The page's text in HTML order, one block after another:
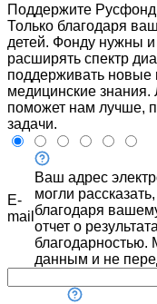
Поддержите Русфонд
Только благодаря
детей. Фонду нужны
расширять спектр
поддерживать новые
медицинские
поможет нам лучше,
задачи.
E-
mail
Ваш адрес
могли
благодаря
отчет о
данным и не